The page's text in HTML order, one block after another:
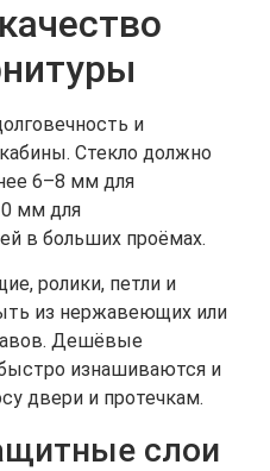
и
Стекло должно
6–8 мм для
мм для
в больших проёмах.
ролики, петли и
из нержавеющих или
Дешёвые
изнашиваются и
двери и протечкам.
слои